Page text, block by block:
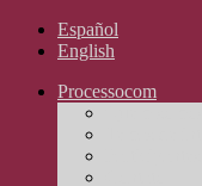
Español
English
Processocom